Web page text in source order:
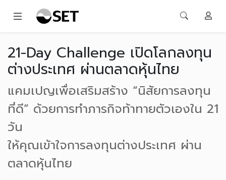
21-Day Challenge เปิดโลกลงทุน
ต่างประเทศ ผ่านตลาดหุ้นไทย
แคมเปญเพื่อเสริมสร้าง “นิสัยการลงทุน
ที่ดี” ด้วยการทำภารกิจท้าทายตัวเองใน 21
วัน
ให้คุณเข้าใจการลงทุนต่างประเทศ ผ่าน
ตลาดหุ้นไทย